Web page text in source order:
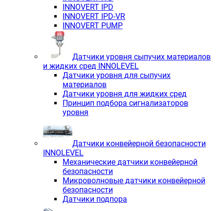
INNOVERT IРD
INNOVERT IРD-VR
INNOVERT PUMP
Датчики уровня сыпучих материалов
и жидких сред INNOLEVEL
Датчики уровня для сыпучих
материалов
Датчики уровня для жидких сред
Принцип подбора сигнализаторов
уровня
Датчики конвейерной безопасности
INNOLEVEL
Механические датчики конвейерной
безопасности
Микроволновые датчики конвейерной
безопасности
Датчики подпора